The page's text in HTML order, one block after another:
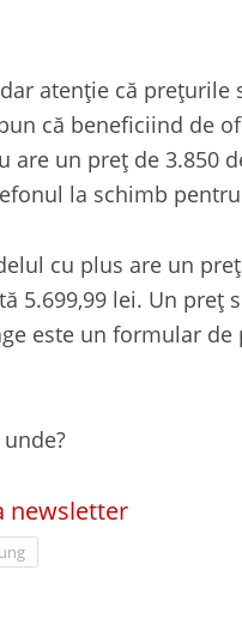
atenție că prețurile
că beneficiind de
un preț de 3.850
la schimb
cu plus are un
5.699,99 lei. Un preț
este un formular de
newsletter